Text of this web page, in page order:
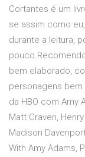
Cortantes é um
se assim como
durante a leitura,
bem elaborado,
personagens
da HBO com Amy
Matt Craven,
Madison
With Amy Adams,